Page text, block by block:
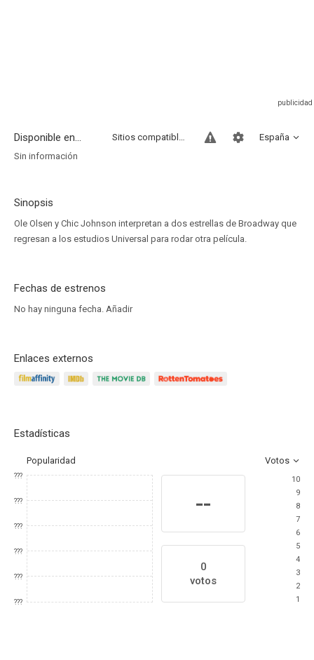
Disponible en... España
Sitios compatibles
Sin información
Sinopsis
Ole Olsen y Chic Johnson interpretan a dos estrellas de Broadway que
regresan a los estudios Universal para rodar otra película.
Fechas de estrenos
No hay ninguna fecha. Añadir
Enlaces externos
Estadísticas
Popularidad Votos
???
???
???
???
???
???
--
0
votos
10
9
8
7
6
5
4
3
2
1